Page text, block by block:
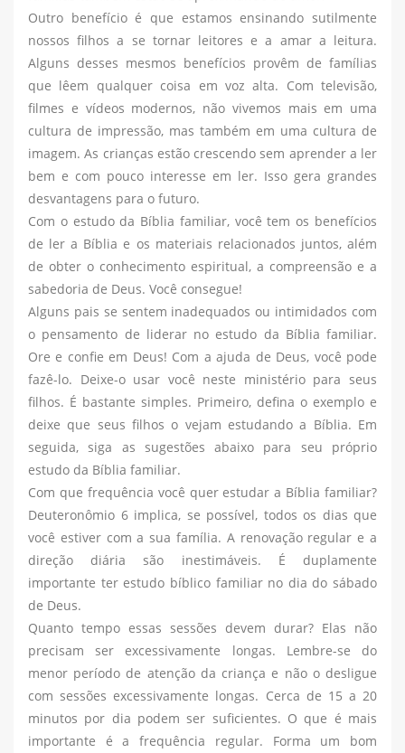
Outro benefício é que estamos ensinando sutilmente
nossos filhos a se tornar leitores e a amar a leitura.
Alguns desses mesmos benefícios provêm de famílias
que lêem qualquer coisa em voz alta. Com televisão,
filmes e vídeos modernos, não vivemos mais em uma
cultura de impressão, mas também em uma cultura de
imagem. As crianças estão crescendo sem aprender a ler
bem e com pouco interesse em ler. Isso gera grandes
desvantagens para o futuro.
Com o estudo da Bíblia familiar, você tem os benefícios
de ler a Bíblia e os materiais relacionados juntos, além
de obter o conhecimento espiritual, a compreensão e a
sabedoria de Deus. Você consegue!
Alguns pais se sentem inadequados ou intimidados com
o pensamento de liderar no estudo da Bíblia familiar.
Ore e confie em Deus! Com a ajuda de Deus, você pode
fazê-lo. Deixe-o usar você neste ministério para seus
filhos. É bastante simples. Primeiro, defina o exemplo e
deixe que seus filhos o vejam estudando a Bíblia. Em
seguida, siga as sugestões abaixo para seu próprio
estudo da Bíblia familiar.
Com que frequência você quer estudar a Bíblia familiar?
Deuteronômio 6 implica, se possível, todos os dias que
você estiver com a sua família. A renovação regular e a
direção diária são inestimáveis. É duplamente
importante ter estudo bíblico familiar no dia do sábado
de Deus.
Quanto tempo essas sessões devem durar? Elas não
precisam ser excessivamente longas. Lembre-se do
menor período de atenção da criança e não o desligue
com sessões excessivamente longas. Cerca de 15 a 20
minutos por dia podem ser suficientes. O que é mais
importante é a frequência regular. Forma um bom